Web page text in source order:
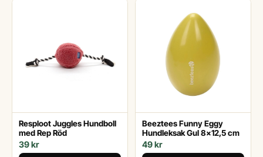
Resploot Juggles Hundboll
med Rep Röd
39 kr
Beeztees Funny Eggy
Hundleksak Gul 8x12,5 cm
49 kr